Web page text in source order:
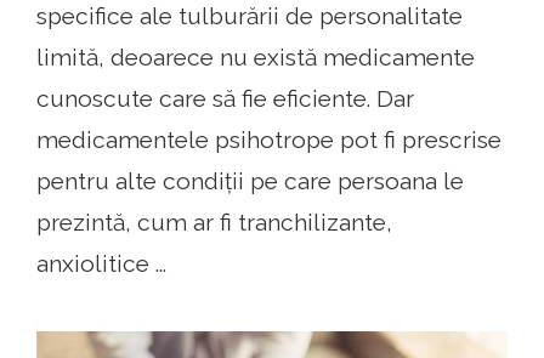
specifice ale tulburării de personalitate
limită, deoarece nu există medicamente
cunoscute care să fie eficiente. Dar
medicamentele psihotrope pot fi prescrise
pentru alte condiții pe care persoana le
prezintă, cum ar fi tranchilizante,
anxiolitice ...